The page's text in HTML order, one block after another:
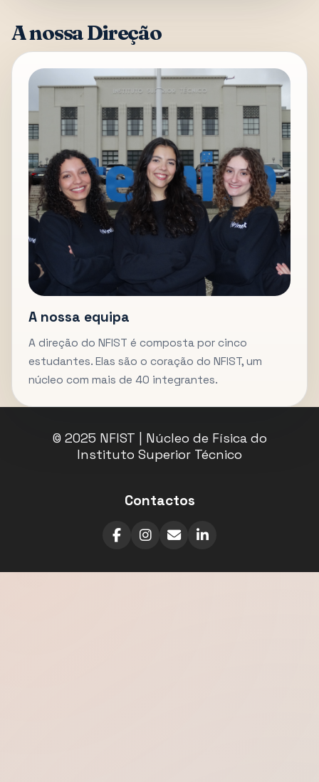
A nossa Direção
A nossa equipa
A direção do NFIST é composta por cinco
estudantes. Elas são o coração do NFIST, um
núcleo com mais de 40 integrantes.
© 2025 NFIST | Núcleo de Física do
Instituto Superior Técnico
Contactos